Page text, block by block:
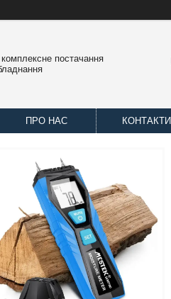
постачання
ПРО НАС КОНТАКТИ